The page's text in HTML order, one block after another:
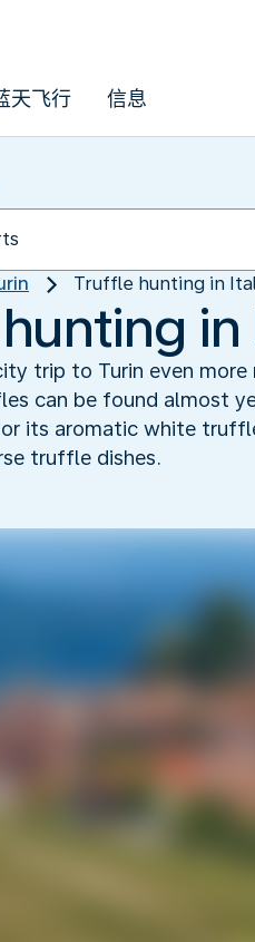
天飞行 信息
Truffle hunting in
in
trip to Turin even
can be found almost
its aromatic white
truffle dishes.